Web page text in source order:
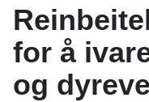
her:
for å
og